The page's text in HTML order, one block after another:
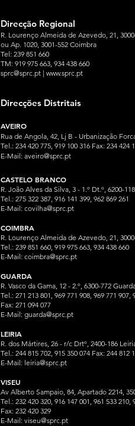
Direcção Regional
R. Lourenço Almeida de Azevedo, 21,
ou Ap. 1020, 3001-552 Coimbra
Tel: 239 851 660
TM: 919 975 663, 934 438 660
sprc@sprc.pt | www.sprc.pt
Direcções Distritais
AVEIRO
Rua de Angola, 42, Lj B - Urbanização
Tel.: 234 420 775, 919 100 316 Fax: 234 424
E-Mail: aveiro@sprc.pt
CASTELO BRANCO
R. João Alves da Silva, 3 - 1.º Dt.º, 6200-
Tel.: 275 322 387, 916 141 399, 962 869 261
E-Mail: covilha@sprc.pt
COIMBRA
R. Lourenço Almeida de Azevedo, 21,
Tel.: 239 851 660, 919 975 663, 934 438 660
E-Mail: coimbra@sprc.pt
GUARDA
R. Vasco da Gama, 12 - 2.º, 6300-772
Tel.: 271 213 801, 969 771 908, 969 771 907,
Fax: 271 094 077
E-Mail: guarda@sprc.pt
LEIRIA
R. dos Mártires, 26 - r/c Drtº, 2400-186
Tel.: 244 815 702, 915 350 074 Fax: 244 812
E-Mail: leiria@sprc.pt
VISEU
Av Alberto Sampaio, 84, Apartado 2214,
Tel.: 232 420 320, 916 147 001, 961 533 210,
Fax: 232 420 329
E-Mail: viseu@sprc.pt